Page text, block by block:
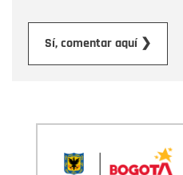
Sí, comentar aquí ❯